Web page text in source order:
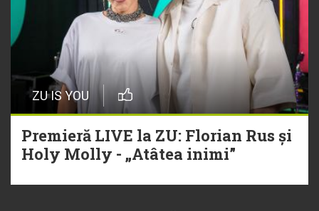
ZU IS YOU
Premieră LIVE la ZU: Florian Rus și
Holy Molly - „Atâtea inimi”